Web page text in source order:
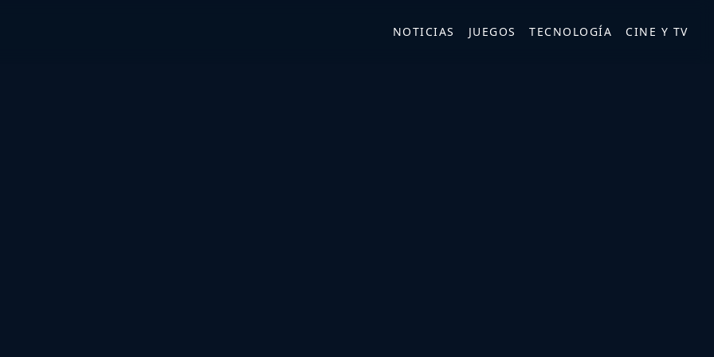
NOTICIAS JUEGOS TECNOLOGÍA CINE Y TV